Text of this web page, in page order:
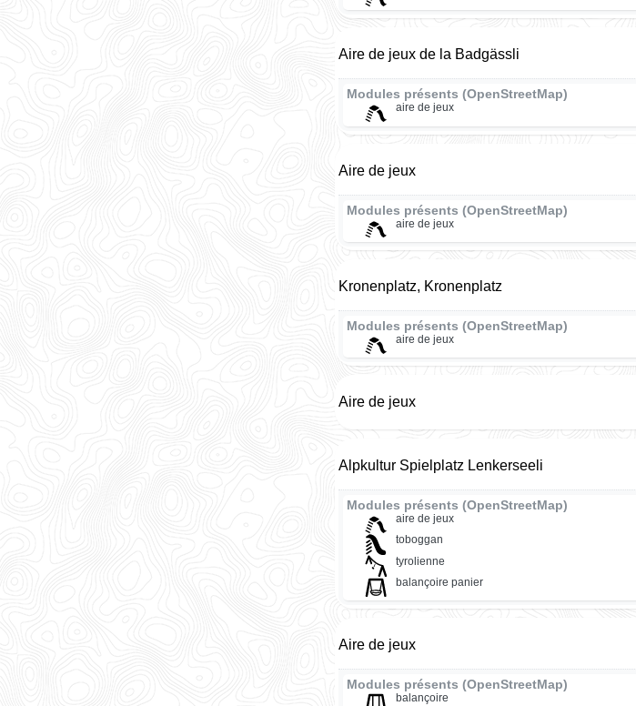
Aire de jeux de la Badgässli
Modules présents (OpenStreetMap)
aire de jeux
Aire de jeux
Modules présents (OpenStreetMap)
aire de jeux
Kronenplatz, Kronenplatz
Modules présents (OpenStreetMap)
aire de jeux
Aire de jeux
Alpkultur Spielplatz Lenkerseeli
Modules présents (OpenStreetMap)
aire de jeux
toboggan
tyrolienne
balançoire panier
Aire de jeux
Modules présents (OpenStreetMap)
balançoire